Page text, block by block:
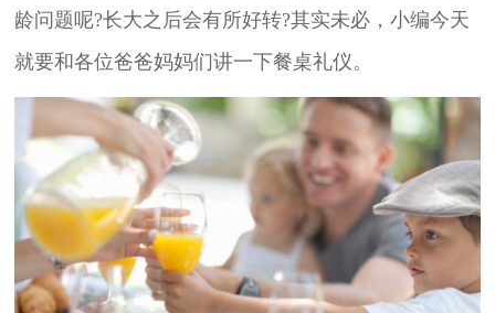
龄问题呢?长大之后会有所好转?其实未必，小编今天
就要和各位爸爸妈妈们讲一下餐桌礼仪。